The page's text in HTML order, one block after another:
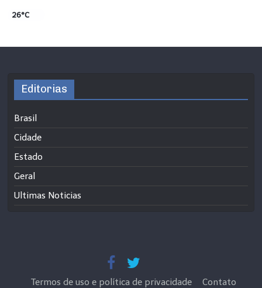
26°C
Editorias
Brasil
Cidade
Estado
Geral
Ultimas Noticias
Termos de uso e política de privacidade Contato